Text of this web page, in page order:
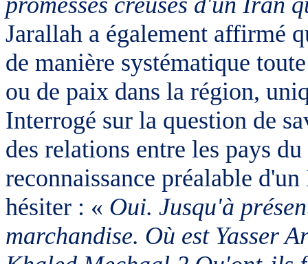
Jarallah a également affirmé
de manière systématique
ou de paix dans la région,
Interrogé sur la question de
des relations entre les pays
reconnaissance préalable
hésiter : « Oui. Jusqu'à
marchandise. Où est Yasser